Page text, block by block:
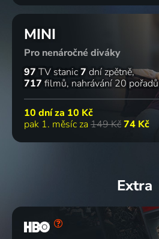
MINI
Pro nenáročné diváky
97 TV stanic7 dní zpětně
717 filmů nahrávání 20 pořadů
10 dní za 10 Kč
pak 1. měsíc za 149 Kč74 Kč
Extra